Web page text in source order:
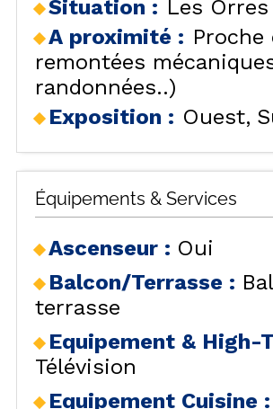
Situation : Les
A proximité : Proche
remontées
randonnées..)
Exposition : Ouest
Équipements & Services
Ascenseur : Oui
Balcon/Terrasse :
terrasse
Equipement & High-
Télévision
Equipement Cuisine :